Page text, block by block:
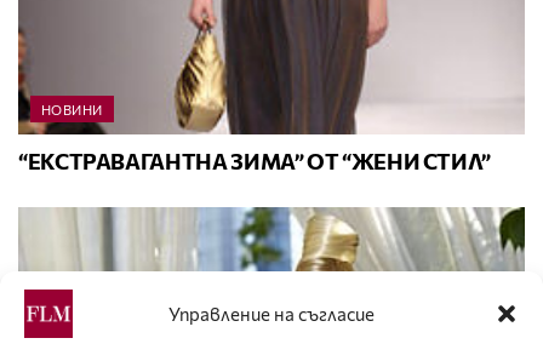
Управление на съгласие
НОВИНИ
“ЕКСТРАВАГАНТНА ЗИМА” ОТ “ЖЕНИ СТИЛ”